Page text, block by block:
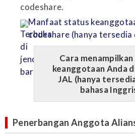
codeshare.
Manfaat status
codeshare (hanya tersedia
Cara
keanggotaan Anda
JAL (hanya
bahasa
Penerbangan Anggota